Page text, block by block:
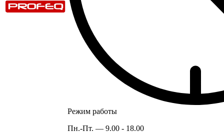
Режим работы
Пн.-Пт. — 9.00 - 18.00